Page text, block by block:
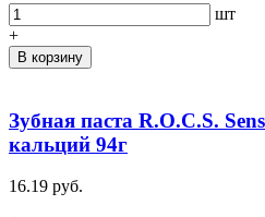
шт
+
В корзину
Зубная паста R.O.C.S.
кальций 94г
16.19 руб.